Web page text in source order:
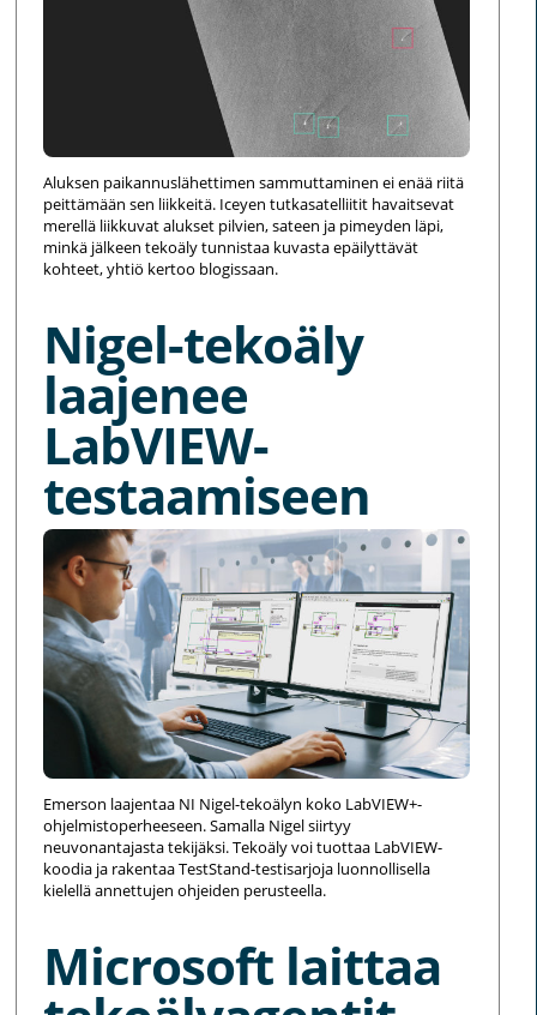
Aluksen paikannuslähettimen sammuttaminen ei enää riitä
peittämään sen liikkeitä. Iceyen tutkasatelliitit havaitsevat
merellä liikkuvat alukset pilvien, sateen ja pimeyden läpi,
minkä jälkeen tekoäly tunnistaa kuvasta epäilyttävät
kohteet, yhtiö kertoo blogissaan.
Nigel-tekoäly
laajenee
LabVIEW-
testaamiseen
Emerson laajentaa NI Nigel-tekoälyn koko LabVIEW+-
ohjelmistoperheeseen. Samalla Nigel siirtyy
neuvonantajasta tekijäksi. Tekoäly voi tuottaa LabVIEW-
koodia ja rakentaa TestStand-testisarjoja luonnollisella
kielellä annettujen ohjeiden perusteella.
Microsoft laittaa